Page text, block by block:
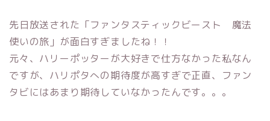
先日放送された「ファンタスティックビースト 魔法
使いの旅」が面白すぎましたね！！
元々、ハリーポッターが大好きで仕方なかった私なん
ですが、ハリポタへの期待度が高すぎで正直、ファン
タビにはあまり期待していなかったんです。。。